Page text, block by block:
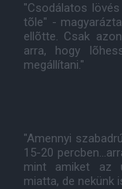
"Csodálatos
tõle" -
ellõtte. Csak
arra, hogy
megállítani."
"Amennyi
15-20
mint amiket az
miatta, de nekünk